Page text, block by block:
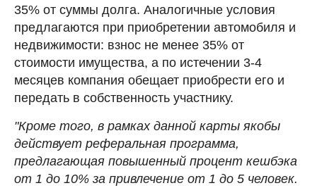
35% от суммы долга. Аналогичные условия
предлагаются при приобретении автомобиля и
недвижимости: взнос не менее 35% от
стоимости имущества, а по истечении 3-4
месяцев компания обещает приобрести его и
передать в собственность участнику.
"Кроме того, в рамках данной карты якобы
действует реферальная программа,
предлагающая повышенный процент кешбэка
от 1 до 10% за привлечение от 1 до 5 человек.